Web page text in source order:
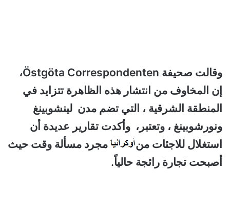
وقالت صحيفة Östgöta Correspondenten،
إن المخاوف من انتشار هذه الظاهرة تتزايد في
المنطقة الشرقية ، التي تضم مدن لينشوبينغ
ونورشوبينغ ، وتعتبر، وأكدت تقارير عديدة أن
استغلال للاجئات من
مجرد مسألة وقت حيث
أصبحت تجارة رائجة حالياً.